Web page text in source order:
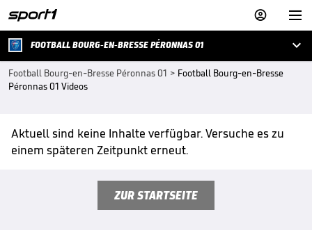


FOOTBALL BOURG-EN-BRESSE PÉRONNAS 01 
Football Bourg-en-Bresse Péronnas 01 > Football Bourg-en-Bresse
Péronnas 01 Videos
Aktuell sind keine Inhalte verfügbar. Versuche es zu
einem späteren Zeitpunkt erneut.
ZUR STARTSEITE